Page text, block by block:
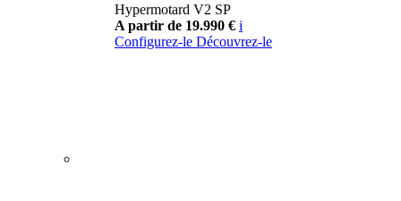
Hypermotard V2 SP
A partir de 19.990 € i
Configurez-le Découvrez-le